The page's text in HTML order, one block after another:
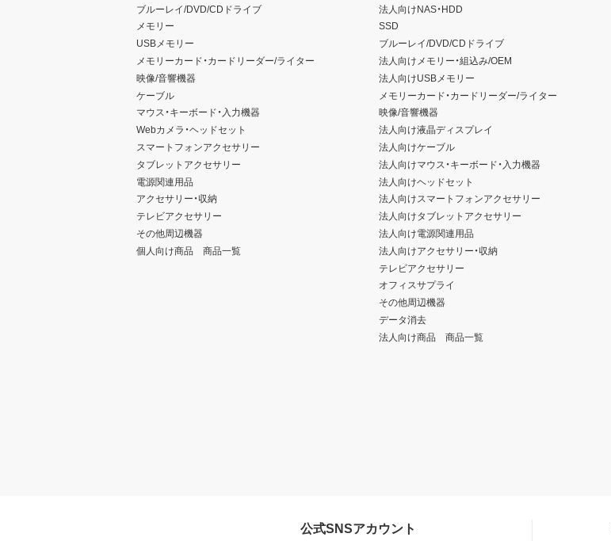
ブルーレイ/DVD/CDドライブ
メモリー
USBメモリー
メモリーカード・カードリーダー/ライター
映像/音響機器
ケーブル
マウス・キーボード・入力機器
Webカメラ・ヘッドセット
スマートフォンアクセサリー
タブレットアクセサリー
電源関連用品
アクセサリー・収納
テレビアクセサリー
その他周辺機器
個人向け商品 商品一覧
法人向けNAS・HDD
SSD
ブルーレイ/DVD/CDドライブ
法人向けメモリー・組込み/OEM
法人向けUSBメモリー
メモリーカード・カードリーダー/ライター
映像/音響機器
法人向け液晶ディスプレイ
法人向けケーブル
法人向けマウス・キーボード・入力機器
法人向けヘッドセット
法人向けスマートフォンアクセサリー
法人向けタブレットアクセサリー
法人向け電源関連用品
法人向けアクセサリー・収納
テレビアクセサリー
オフィスサプライ
その他周辺機器
データ消去
法人向け商品 商品一覧
公式SNSアカウント